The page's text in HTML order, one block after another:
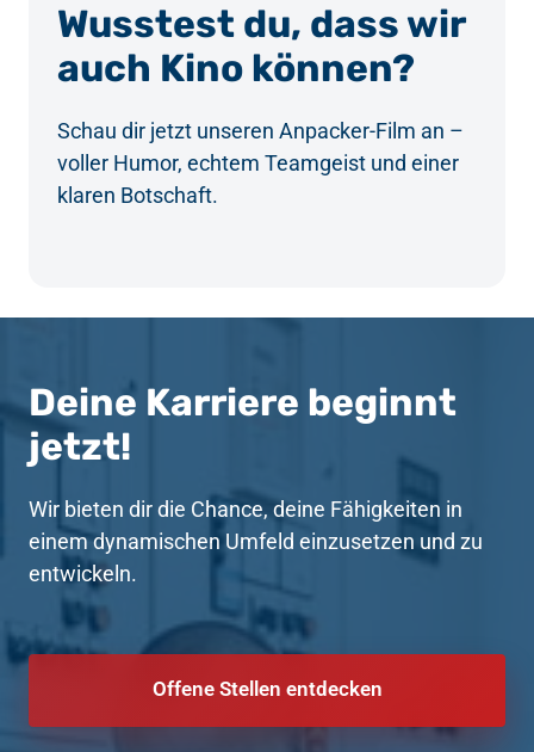
Wusstest du, dass wir
auch Kino können?
Schau dir jetzt unseren Anpacker-Film an –
voller Humor, echtem Teamgeist und einer
klaren Botschaft.
Deine Karriere beginnt
jetzt!
Wir bieten dir die Chance, deine Fähigkeiten in
einem dynamischen Umfeld einzusetzen und zu
entwickeln.
Offene Stellen entdecken